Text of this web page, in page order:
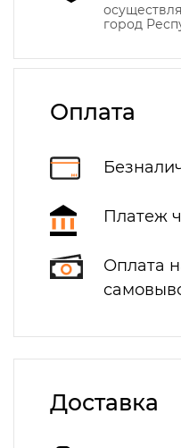
город
Оплата
Платеж
Оплата
Доставка